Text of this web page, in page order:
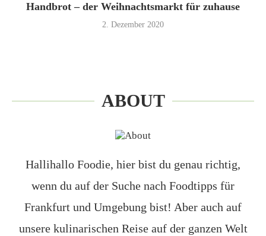
Handbrot – der Weihnachtsmarkt für zuhause
2. Dezember 2020
ABOUT
Hallihallo Foodie, hier bist du genau richtig,
wenn du auf der Suche nach Foodtipps für
Frankfurt und Umgebung bist! Aber auch auf
unsere kulinarischen Reise auf der ganzen Welt